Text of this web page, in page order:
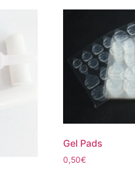
Gel Pads
0,50€